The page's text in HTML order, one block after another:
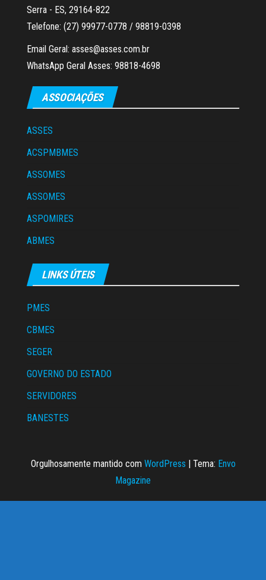
Serra - ES, 29164-822
Telefone: (27) 99977-0778 / 98819-0398
Email Geral: asses@asses.com.br
WhatsApp Geral Asses: 98818-4698
ASSOCIAÇÕES
ASSES
ACSPMBMES
ASSOMES
ASSOMES
ASPOMIRES
ABMES
LINKS ÚTEIS
PMES
CBMES
SEGER
GOVERNO DO ESTADO
SERVIDORES
BANESTES
Orgulhosamente mantido com WordPress Tema: Envo
Magazine